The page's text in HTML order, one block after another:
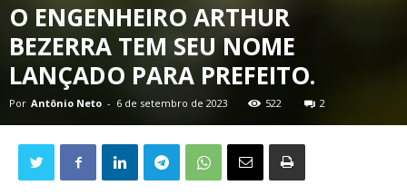
O ENGENHEIRO ARTHUR
BEZERRA TEM SEU NOME
LANÇADO PARA PREFEITO.
Por Antônio Neto - 6 de setembro de 2023 522 2